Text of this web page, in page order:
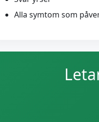
Alla symtom som